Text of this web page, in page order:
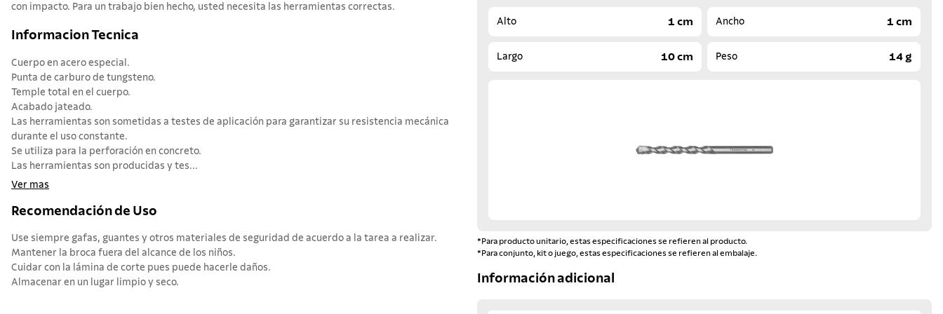
con impacto. Para un trabajo bien hecho, usted necesita las herramientas correctas.
Informacion Tecnica
Cuerpo en acero especial.
Punta de carburo de tungsteno.
Temple total en el cuerpo.
Acabado jateado.
Las herramientas son sometidas a testes de aplicación para garantizar su resistencia mecánica
durante el uso constante.
Se utiliza para la perforación en concreto.
Las herramientas son producidas y tes...
Ver mas
Recomendación de Uso
Use siempre gafas, guantes y otros materiales de seguridad de acuerdo a la tarea a realizar.
Mantener la broca fuera del alcance de los niños.
Cuidar con la lámina de corte pues puede hacerle daños.
Almacenar en un lugar limpio y seco.
Alto 1 cm Ancho 1 cm
Largo 10 cm Peso 14 g
*Para producto unitario, estas especificaciones se refieren al producto.
*Para conjunto, kit o juego, estas especificaciones se refieren al embalaje.
Información adicional